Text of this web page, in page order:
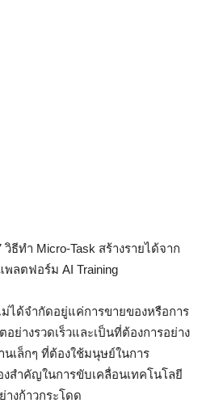
ธีทำ Micro-Task สร้างรายได้จาก
พลตฟอร์ม AI Training
ม่ได้จำกัดอยู่แค่การขายของหรือการ
ย่างรวดเร็วและเป็นที่ต้องการอย่าง
นเล็กๆ ที่ต้องใช้มนุษย์ในการ
สำคัญในการขับเคลื่อนเทคโนโลยี
งก้าวกระโดด